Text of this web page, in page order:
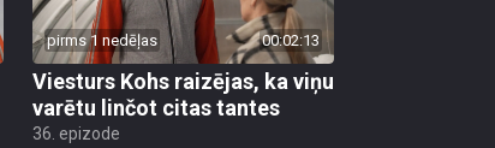
pirms 1 nedēļas 00:02:13
Viesturs Kohs raizējas, ka viņu
varētu linčot citas tantes
36. epizode